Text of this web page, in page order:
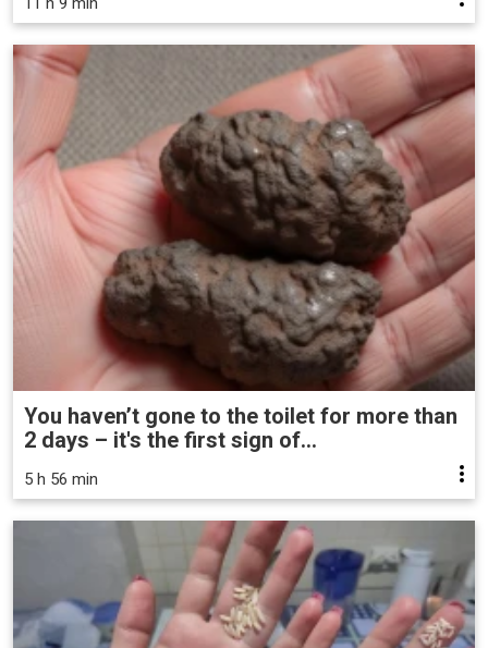
You haven’t gone to the toilet for more than
2 days – it's the first sign of...
5 h 56 min